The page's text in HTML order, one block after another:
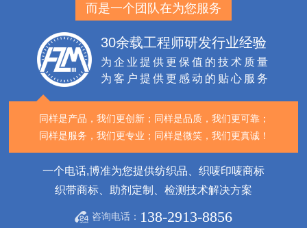
而是一个团队在为您服务
30余载工程师研发行业经验
为企业提供更保值的技术质量
为客户提供更感动的贴心服务
同样是产品，我们更创新； 同样是品质，我们更可靠；
同样是服务，我们更专业； 同样是微笑，我们更真诚！
一个电话,博准为您提供纺织品、织唛印唛商标
织带商标、助剂定制、检测技术解决方案
咨询电话： 138-2913-8856